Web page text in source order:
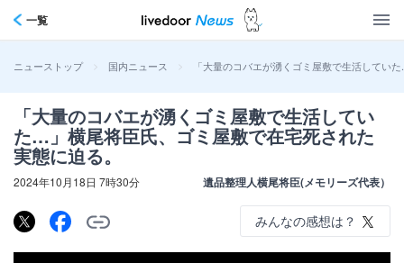
一覧
ニューストップ > 国内ニュース > 「大量のコバエが湧くゴミ屋敷で生活してい
「大量のコバエが湧くゴミ屋敷で生活してい
た…」横尾将臣氏、ゴミ屋敷で在宅死された
実態に迫る。
2024年10月18日 7時30分 遺品整理人横尾将臣(メモリーズ代表）
みんなの感想は？